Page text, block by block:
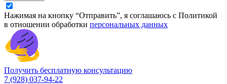
Нажимая на кнопку “Отправить”, я соглашаюсь с Политикой
в отношении обработки персональных данных
Получить бесплатную консультацию
7 (928) 037-94-22